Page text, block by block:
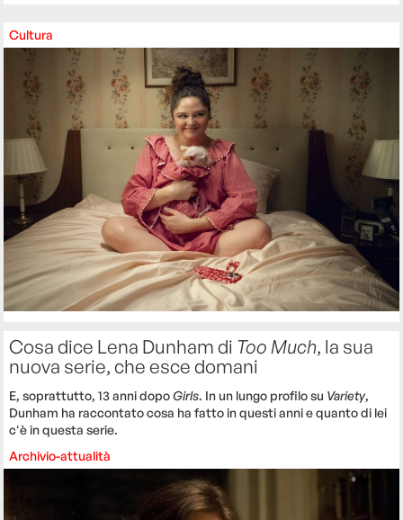
Cultura
Cosa dice Lena Dunham di Too Much, la sua
nuova serie, che esce domani
E, soprattutto, 13 anni dopoGirls. In un lungo profilo su Variety,
Dunham ha raccontato cosa ha fatto in questi anni e quanto di lei
c'è in questa serie.
Archivio-attualità